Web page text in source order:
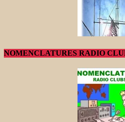
NOMENCLATURES RADIO